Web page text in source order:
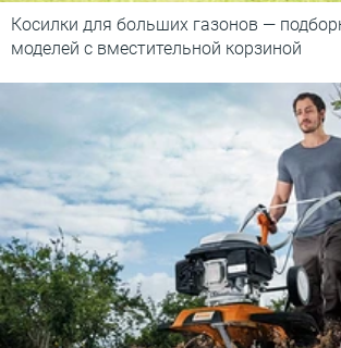
Косилки для больших газонов —
моделей с вместительной корзиной